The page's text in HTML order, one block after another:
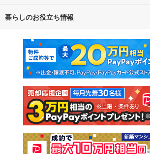
通勤・通学時間から探す
不動産・住宅
新築マンション 中古マン
新築一戸建て 中古一戸
注文住宅 土地
売却査定
暮らしのお役立ち情報
マンションカタログ 教えて！